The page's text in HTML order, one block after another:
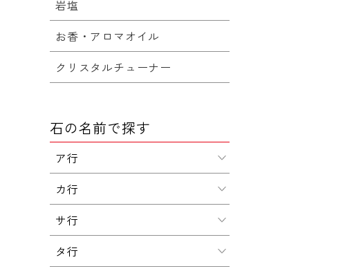
岩塩
お香・アロマオイル
クリスタルチューナー
石の名前で探す
ア行
カ行
サ行
タ行